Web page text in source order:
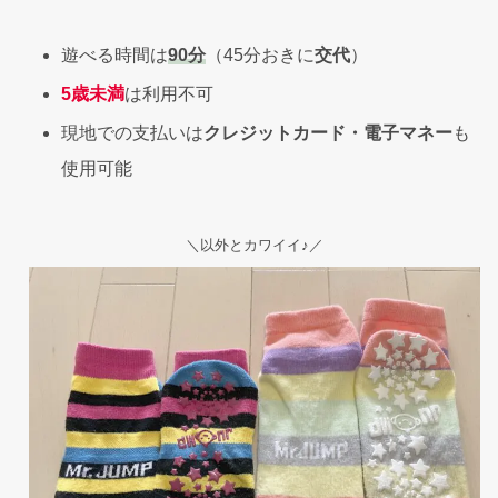
遊べる時間は90分 （45分おきに交代）
5歳未満は利用不可
現地での支払いはクレジットカード・電子マネーも
使用可能
＼以外とカワイイ♪／